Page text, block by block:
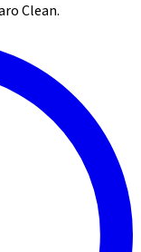
Clean.